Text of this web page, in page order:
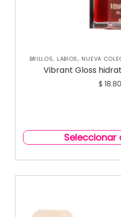
BRILLOS, LABIOS, NUEVA
Vibrant Gloss
$
Seleccionar